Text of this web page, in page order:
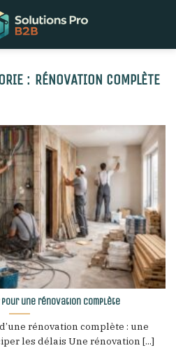
RÉNOVATION COMPLÈTE
une rénovation complète
rénovation complète : une
les délais Une rénovation [...]